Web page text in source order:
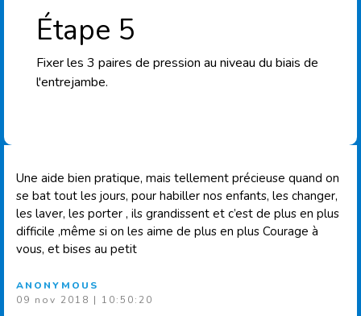
Étape 5
Fixer les 3 paires de pression au niveau du biais de
l'entrejambe.
Une aide bien pratique, mais tellement précieuse quand on
se bat tout les jours, pour habiller nos enfants, les changer,
les laver, les porter , ils grandissent et c’est de plus en plus
difficile ,même si on les aime de plus en plus Courage à
vous, et bises au petit
ANONYMOUS
09 nov 2018 | 10:50:20